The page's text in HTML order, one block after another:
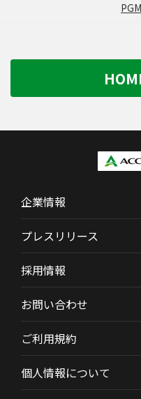
企業情報
プレスリリース
採用情報
お問い合わせ
ご利用規約
個人情報について